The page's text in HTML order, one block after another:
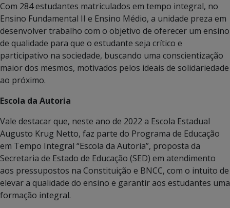
Com 284 estudantes matriculados em tempo integral, no
Ensino Fundamental II e Ensino Médio, a unidade preza em
desenvolver trabalho com o objetivo de oferecer um ensino
de qualidade para que o estudante seja crítico e
participativo na sociedade, buscando uma conscientização
maior dos mesmos, motivados pelos ideais de solidariedade
ao próximo.
Escola da Autoria
Vale destacar que, neste ano de 2022 a Escola Estadual
Augusto Krug Netto, faz parte do Programa de Educação
em Tempo Integral “Escola da Autoria”, proposta da
Secretaria de Estado de Educação (SED) em atendimento
aos pressupostos na Constituição e BNCC, com o intuito de
elevar a qualidade do ensino e garantir aos estudantes uma
formação integral.